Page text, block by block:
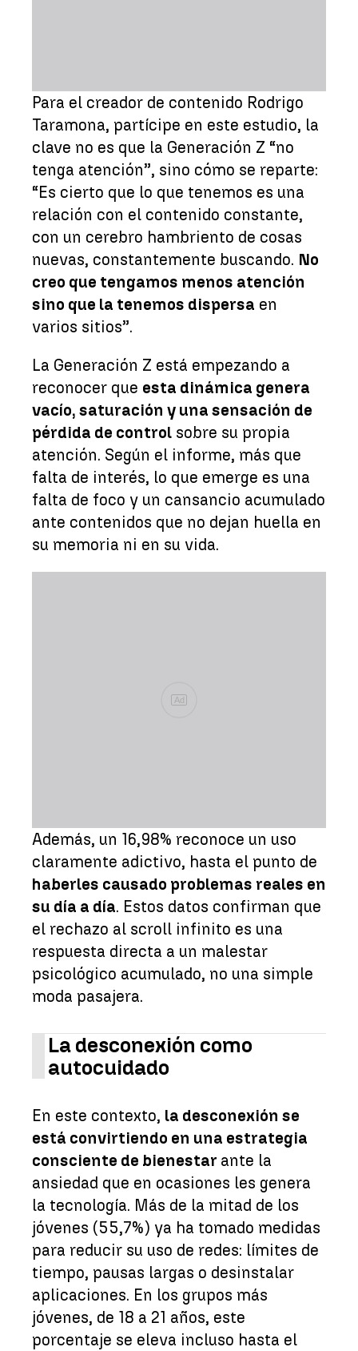
Para el creador de contenido Rodrigo
Taramona, partícipe en este estudio, la
clave no es que la Generación Z “no
tenga atención”, sino cómo se reparte:
“Es cierto que lo que tenemos es una
relación con el contenido constante,
con un cerebro hambriento de cosas
nuevas, constantemente buscando. No
creo que tengamos menos atención
sino que la tenemos dispersa en
varios sitios”.
La Generación Z está empezando a
reconocer que esta dinámica genera
vacío, saturación y una sensación de
pérdida de control sobre su propia
atención. Según el informe, más que
falta de interés, lo que emerge es una
falta de foco y un cansancio acumulado
ante contenidos que no dejan huella en
su memoria ni en su vida.
Ad
Además, un 16,98% reconoce un uso
claramente adictivo, hasta el punto de
haberles causado problemas reales en
su día a día. Estos datos confirman que
el rechazo al scroll infinito es una
respuesta directa a un malestar
psicológico acumulado, no una simple
moda pasajera.
La desconexión como
autocuidado
En este contexto, la desconexión se
está convirtiendo en una estrategia
consciente de bienestar ante la
ansiedad que en ocasiones les genera
la tecnología. Más de la mitad de los
jóvenes (55,7%) ya ha tomado medidas
para reducir su uso de redes: límites de
tiempo, pausas largas o desinstalar
aplicaciones. En los grupos más
jóvenes, de 18 a 21 años, este
porcentaje se eleva incluso hasta el